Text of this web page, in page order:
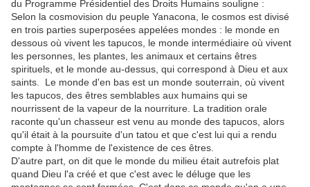
du Programme Présidentiel des Droits Humains souligne :
Selon la cosmovision du peuple Yanacona, le cosmos est divisé
en trois parties superposées appelées mondes : le monde en
dessous où vivent les tapucos, le monde intermédiaire où vivent
les personnes, les plantes, les animaux et certains êtres
spirituels, et le monde au-dessus, qui correspond à Dieu et aux
saints. Le monde d'en bas est un monde souterrain, où vivent
les tapucos, des êtres semblables aux humains qui se
nourrissent de la vapeur de la nourriture. La tradition orale
raconte qu'un chasseur est venu au monde des tapucos, alors
qu'il était à la poursuite d'un tatou et que c'est lui qui a rendu
compte à l'homme de l'existence de ces êtres.
D'autre part, on dit que le monde du milieu était autrefois plat
quand Dieu l'a créé et que c'est avec le déluge que les